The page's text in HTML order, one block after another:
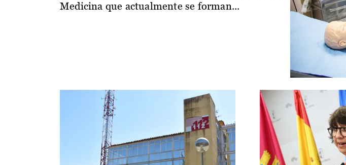
Medicina que actualmente se forman...